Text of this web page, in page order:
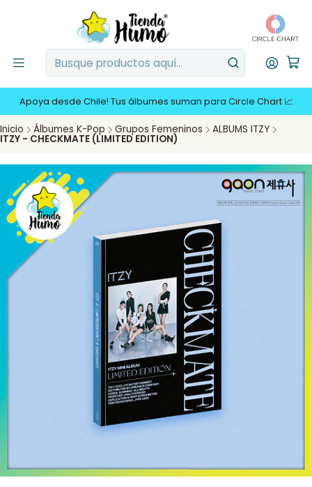
Apoya desde Chile! Tus álbumes suman para Circle Chart 📈
Inicio Álbumes K-Pop Grupos Femeninos ALBUMS ITZY
ITZY - CHECKMATE (LIMITED EDITION)